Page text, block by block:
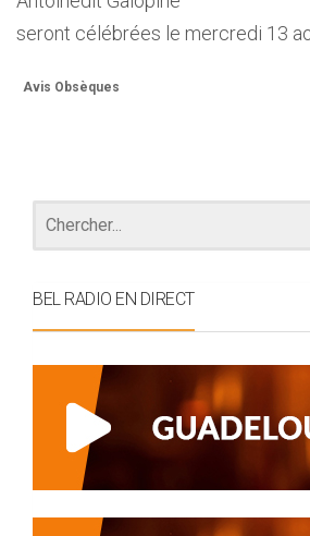
seront célébrées le mercredi 13
Avis Obsèques
BEL RADIO EN DIRECT